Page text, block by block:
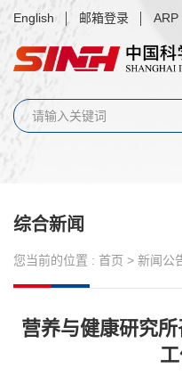
English 邮箱登录 ARP
综合新闻
您当前的位置 : 首页 > 新闻公
营养与健康研究